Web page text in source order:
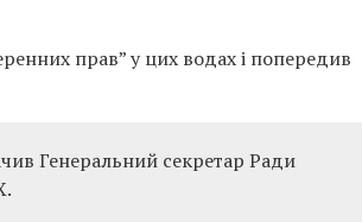
прав” у цих водах і попередив
Генеральний секретар Ради